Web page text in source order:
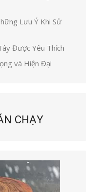
Lưu Ý Khi Sử
Được Yêu Thích
và Hiện Đại
CHẠY